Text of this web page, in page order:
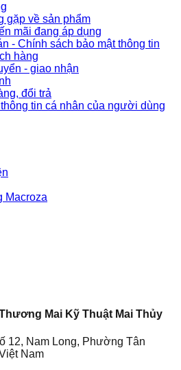
gặp về sản phẩm
mãi đang áp dụng
- Chính sách bảo mật thông tin
hàng
- giao nhận
đổi trả
tin cá nhân của người dùng
Macroza
Mai Kỹ Thuật Mai Thủy
12, Nam Long, Phường Tân
Nam